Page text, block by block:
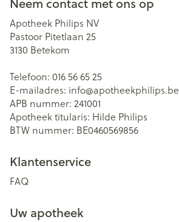
Apotheek Philips NV
Pastoor Pitetlaan 25
3130 Betekom
Telefoon: 016 56 65 25
E-mailadres: info@apotheekphilips.be
APB nummer: 241001
Apotheek titularis: Hilde Philips
BTW nummer: BE0460569856
Klantenservice
FAQ
Uw apotheek